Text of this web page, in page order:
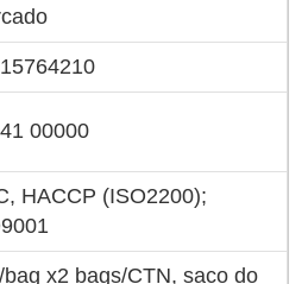
00000
HACCP (ISO2200);
bag x2 bags/CTN, saco do